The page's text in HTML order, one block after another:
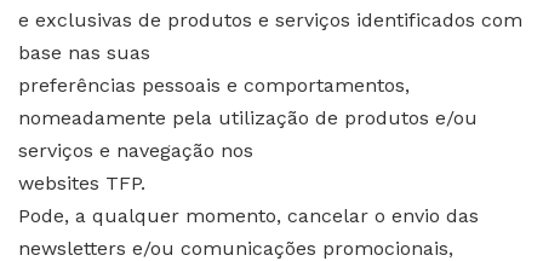
e exclusivas de produtos e serviços identificados com
base nas suas
preferências pessoais e comportamentos,
nomeadamente pela utilização de produtos e/ou
serviços e navegação nos
websites TFP.
Pode, a qualquer momento, cancelar o envio das
newsletters e/ou comunicações promocionais,